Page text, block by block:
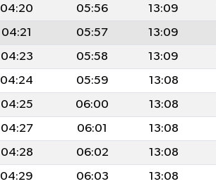
04:20 05:56 13:09
04:21 05:57 13:09
04:23 05:58 13:09
04:24 05:59 13:08
04:25 06:00 13:08
04:27 06:01 13:08
04:28 06:02 13:08
04:29 06:03 13:08